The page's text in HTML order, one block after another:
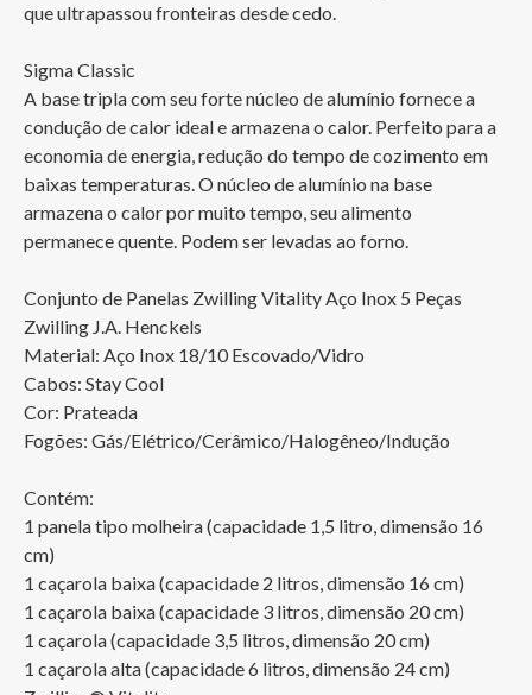
que ultrapassou fronteiras desde cedo.
Sigma Classic
A base tripla com seu forte núcleo de alumínio fornece a
condução de calor ideal e armazena o calor. Perfeito para a
economia de energia, redução do tempo de cozimento em
baixas temperaturas. O núcleo de alumínio na base
armazena o calor por muito tempo, seu alimento
permanece quente. Podem ser levadas ao forno.
Conjunto de Panelas Zwilling Vitality Aço Inox 5 Peças
Zwilling J.A. Henckels
Material: Aço Inox 18/10 Escovado/Vidro
Cabos: Stay Cool
Cor: Prateada
Fogões: Gás/Elétrico/Cerâmico/Halogêneo/Indução
Contém:
1 panela tipo molheira (capacidade 1,5 litro, dimensão 16
cm)
1 caçarola baixa (capacidade 2 litros, dimensão 16 cm)
1 caçarola baixa (capacidade 3 litros, dimensão 20 cm)
1 caçarola (capacidade 3,5 litros, dimensão 20 cm)
1 caçarola alta (capacidade 6 litros, dimensão 24 cm)